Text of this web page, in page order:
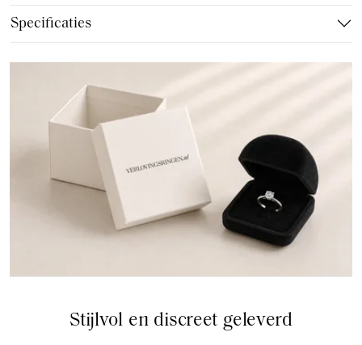
Specificaties
Stijlvol en discreet geleverd